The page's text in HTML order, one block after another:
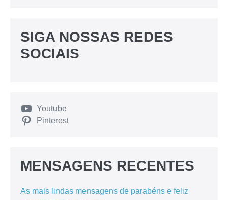
SIGA NOSSAS REDES
SOCIAIS
Youtube
Pinterest
MENSAGENS RECENTES
As mais lindas mensagens de parabéns e feliz